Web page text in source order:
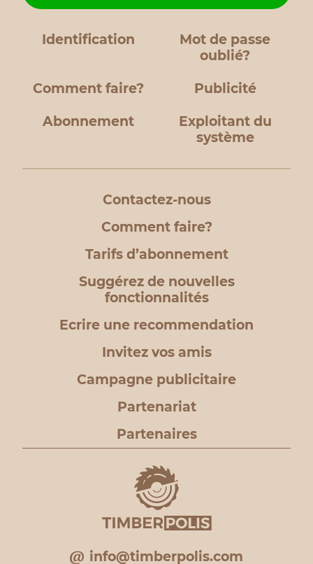
Identification
Mot de passe
oublié?
Comment faire? Publicité
Abonnement
Exploitant du
système
Contactez-nous
Comment faire?
Tarifs d’abonnement
Suggérez de nouvelles
fonctionnalités
Ecrire une recommendation
Invitez vos amis
Campagne publicitaire
Partenariat
Partenaires
info@timberpolis.com